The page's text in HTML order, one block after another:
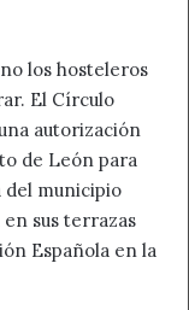
los hosteleros
El Círculo
autorización
de León para
del municipio
sus terrazas
Española en la